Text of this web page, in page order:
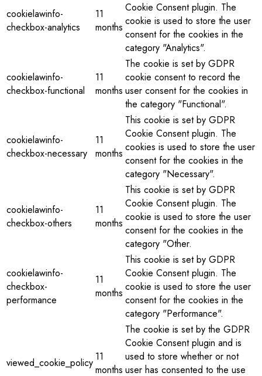
cookielawinfo-
checkbox-analytics
11
months
Cookie Consent plugin. The
cookie is used to store the user
consent for the cookies in the
category "Analytics".
cookielawinfo-
checkbox-functional
11
months
The cookie is set by GDPR
cookie consent to record the
user consent for the cookies in
the category "Functional".
cookielawinfo-
checkbox-necessary
11
months
This cookie is set by GDPR
Cookie Consent plugin. The
cookies is used to store the user
consent for the cookies in the
category "Necessary".
cookielawinfo-
checkbox-others
11
months
This cookie is set by GDPR
Cookie Consent plugin. The
cookie is used to store the user
consent for the cookies in the
category "Other.
cookielawinfo-
checkbox-
performance
11
months
This cookie is set by GDPR
Cookie Consent plugin. The
cookie is used to store the user
consent for the cookies in the
category "Performance".
viewed_cookie_policy 11
months
The cookie is set by the GDPR
Cookie Consent plugin and is
used to store whether or not
user has consented to the use